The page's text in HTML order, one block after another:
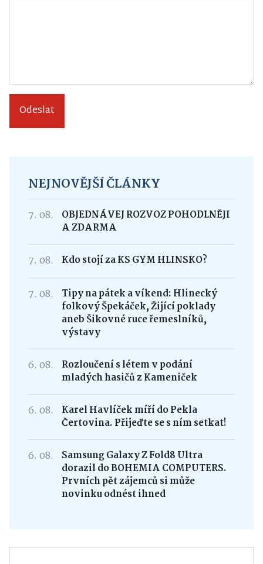
Odeslat
NEJNOVĚJŠÍ ČLÁNKY
7. 08.
OBJEDNÁVEJ ROZVOZ POHODLNĚJI
A ZDARMA
7. 08. Kdo stojí za KS GYM HLINSKO?
7. 08.
Tipy na pátek a víkend: Hlinecký
folkový Špekáček, Žijící poklady
aneb Šikovné ruce řemeslníků,
výstavy
6. 08.
Rozloučení s létem v podání
mladých hasičů z Kameniček
6. 08.
Karel Havlíček míří do Pekla
Čertovina. Přijeďte se s ním setkat!
6. 08.
Samsung Galaxy Z Fold8 Ultra
dorazil do BOHEMIA COMPUTERS.
Prvních pět zájemců si může
novinku odnést ihned